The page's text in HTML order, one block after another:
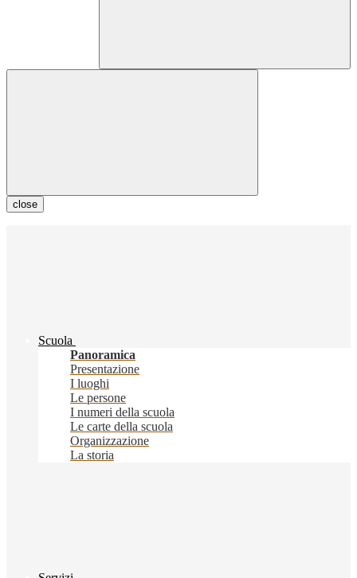
close
Scuola
Panoramica
Presentazione
I luoghi
Le persone
I numeri della scuola
Le carte della scuola
Organizzazione
La storia